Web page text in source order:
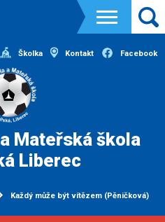
Školka Kontakt Facebook
Mateřská škola
Liberec
Každý může být vítězem (Pěničková)